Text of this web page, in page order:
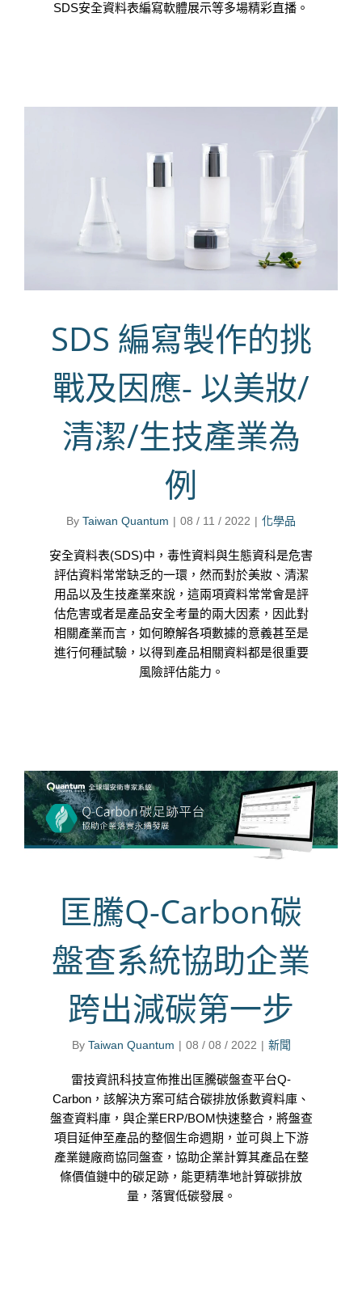
SDS安全資料表編寫軟體展示等多場精彩直播。
SDS 編寫製作的挑
戰及因應- 以美妝/
清潔/生技產業為
例
By Taiwan Quantum | 08 / 11 / 2022 | 化學品
安全資料表(SDS)中，毒性資料與生態資科是危害
評估資料常常缺乏的一環，然而對於美妝、清潔
用品以及生技產業來說，這兩項資料常常會是評
估危害或者是產品安全考量的兩大因素，因此對
相關產業而言，如何瞭解各項數據的意義甚至是
進行何種試驗，以得到產品相關資料都是很重要
風險評估能力。
匡騰Q-Carbon碳
盤查系統協助企業
跨出減碳第一步
By Taiwan Quantum | 08 / 08 / 2022 | 新聞
雷技資訊科技宣佈推出匡騰碳盤查平台Q-
Carbon，該解決方案可結合碳排放係數資料庫、
盤查資料庫，與企業ERP/BOM快速整合，將盤查
項目延伸至產品的整個生命週期，並可與上下游
產業鏈廠商協同盤查，協助企業計算其產品在整
條價值鏈中的碳足跡，能更精準地計算碳排放
量，落實低碳發展。